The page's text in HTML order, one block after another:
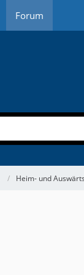
Forum
Heim- und